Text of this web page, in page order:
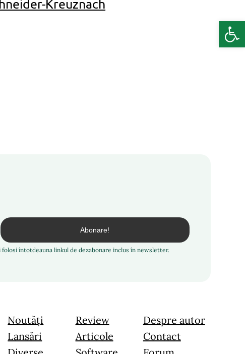
Kreuznach
întotdeauna linkul de dezabonare inclus în newsletter.
Noutăți
Lansări
Review
Articole
Despre autor
Contact